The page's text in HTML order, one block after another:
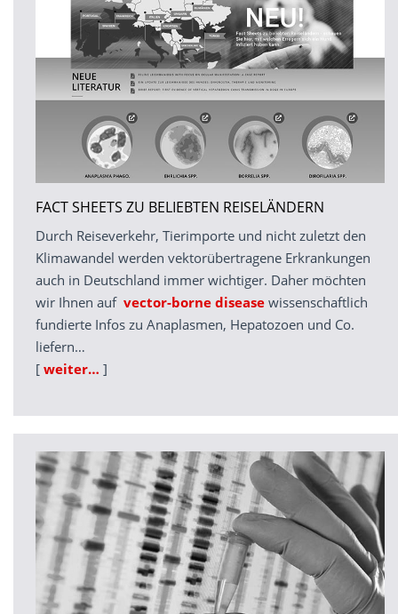
FACT SHEETS ZU BELIEBTEN REISELÄNDERN
Durch Reiseverkehr, Tierimporte und nicht zuletzt den
Klimawandel werden vektorübertragene Erkrankungen
auch in Deutschland immer wichtiger. Daher möchten
wir Ihnen auf vector-borne disease wissenschaftlich
fundierte Infos zu Anaplasmen, Hepatozoen und Co.
liefern…
[ weiter… ]